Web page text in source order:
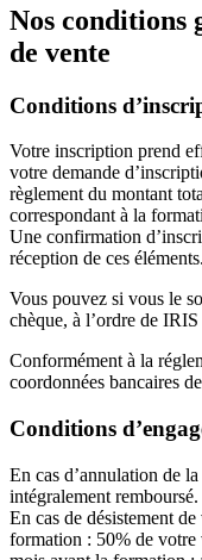
Nos conditions
de vente
Conditions
Votre inscription prend
votre demande
règlement du montant
correspondant à la
Une confirmation
réception de ces éléments.
Vous pouvez si vous le
chèque, à l’ordre de
Conformément à la
coordonnées bancaires
Conditions
En cas d’annulation de
intégralement remboursé.
En cas de désistement
formation : 50% de votre